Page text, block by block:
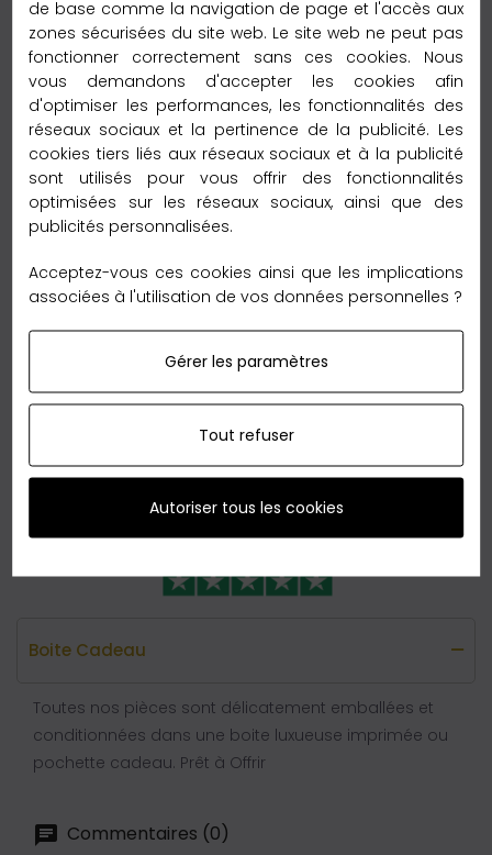
– 2 à 3 jours vers la France métroplitaine
Délai de livraison :
– 2 à 5 jours vers l’Europe
Délai de livraison :
– 6 à 12 jours vers le reste du monde
Garantie Retour 60 jours
Nous sommes tellement convaincus de nos qualités
que nous vous offrons leretour
achat.
Boite Cadeau
Toutes nos pièces sont délicatement emballées et
conditionnées dans une boite luxueuse imprimée ou
pochette cadeau. Prêt à Offrir
Commentaires (0)
de base comme la navigation de page et l'accès aux
zones sécurisées du site web. Le site web ne peut pas
fonctionner correctement sans ces cookies. Nous
vous demandons d'accepter les cookies afin
d'optimiser les performances, les fonctionnalités des
réseaux sociaux et la pertinence de la publicité. Les
cookies tiers liés aux réseaux sociaux et à la publicité
sont utilisés pour vous offrir des fonctionnalités
optimisées sur les réseaux sociaux, ainsi que des
publicités personnalisées.
Acceptez-vous ces cookies ainsi que les implications
associées à l'utilisation de vos données personnelles ?
Gérer les paramètres
Tout refuser
Autoriser tous les cookies